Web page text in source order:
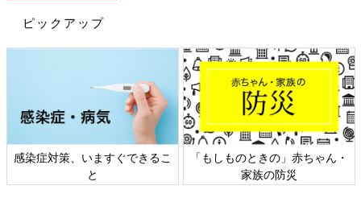
ピックアップ
感染症対策、いますぐできるこ
と
「もしものときの」赤ちゃん・
家族の防災